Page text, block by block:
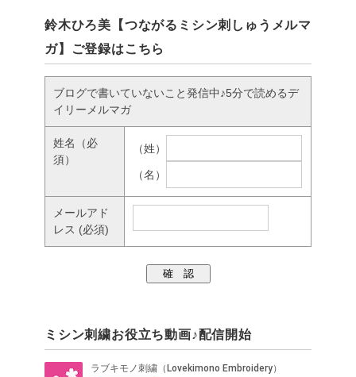
鈴木ひろ美【つながるミシン刺しゅうメルマ
ガ】ご登録はこちら
ブログで書いていないこと発信中♪5分で読めるデ
イリーメルマガ
姓名
（必
須）
（姓）
（名）
メールアド
レス (必須)
ミシン刺繍お役立ち動画♪配信開始